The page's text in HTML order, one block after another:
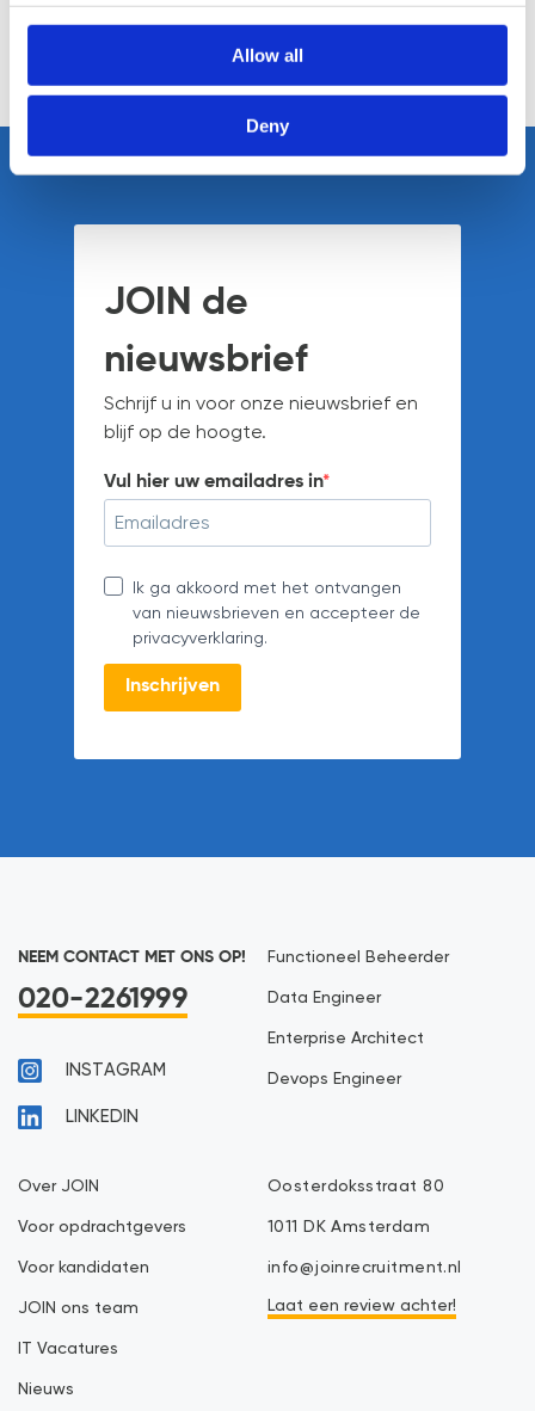
Allow all
Deny
contact op met Tom van Dijk.
JOIN de
nieuwsbrief
Schrijf u in voor onze nieuwsbrief en
blijf op de hoogte.
Vul hier uw emailadres in
Ik ga akkoord met het ontvangen
van nieuwsbrieven en accepteer de
privacyverklaring.
Inschrijven
NEEM CONTACT MET ONS OP!
020-2261999
INSTAGRAM
LINKEDIN
Functioneel Beheerder
Data Engineer
Enterprise Architect
Devops Engineer
Over JOIN
Voor opdrachtgevers
Voor kandidaten
JOIN ons team
IT Vacatures
Nieuws
Oosterdoksstraat 80
1011 DK Amsterdam
info@joinrecruitment.nl
Laat een review achter!